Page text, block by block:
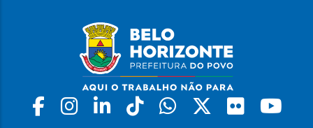
Facebook
Instagram
LinkedinTiktokWhatsapp
X Flickr